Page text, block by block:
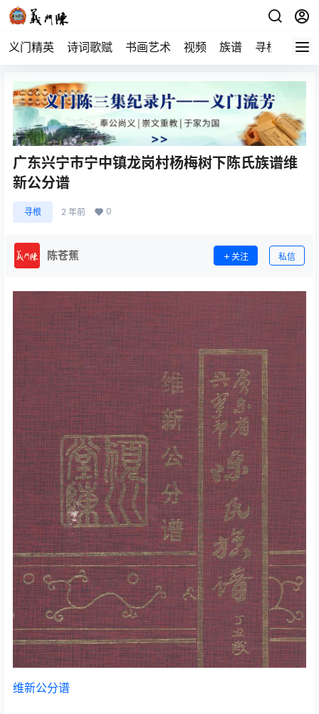
义门精英 诗词歌赋 书画艺术 视频 族谱 寻根
广东兴宁市宁中镇龙岗村杨梅树下陈氏族谱维
新公分谱
寻根 2 年前 0
陈苍蕉 关注 私信
维新公分谱